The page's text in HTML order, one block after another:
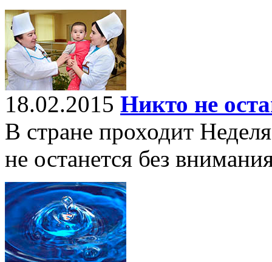
18.02.2015 Никто не
В стране проходит
не останется без